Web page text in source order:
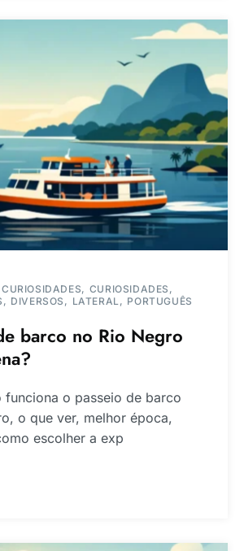
CURIOSIDADES
CURIOSIDADES
DIVERSOS LATERAL PORTUGUÊS
barco no Rio Negro
funciona o passeio de barco
o que ver, melhor época,
escolher a exp